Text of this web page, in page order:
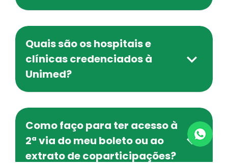
Quais são os hospitais e
clínicas credenciados à
Unimed?
Como faço para ter acesso à
2ª via do meu boleto ou ao
extrato de coparticipações?